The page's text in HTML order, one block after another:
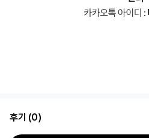
후기 (0)